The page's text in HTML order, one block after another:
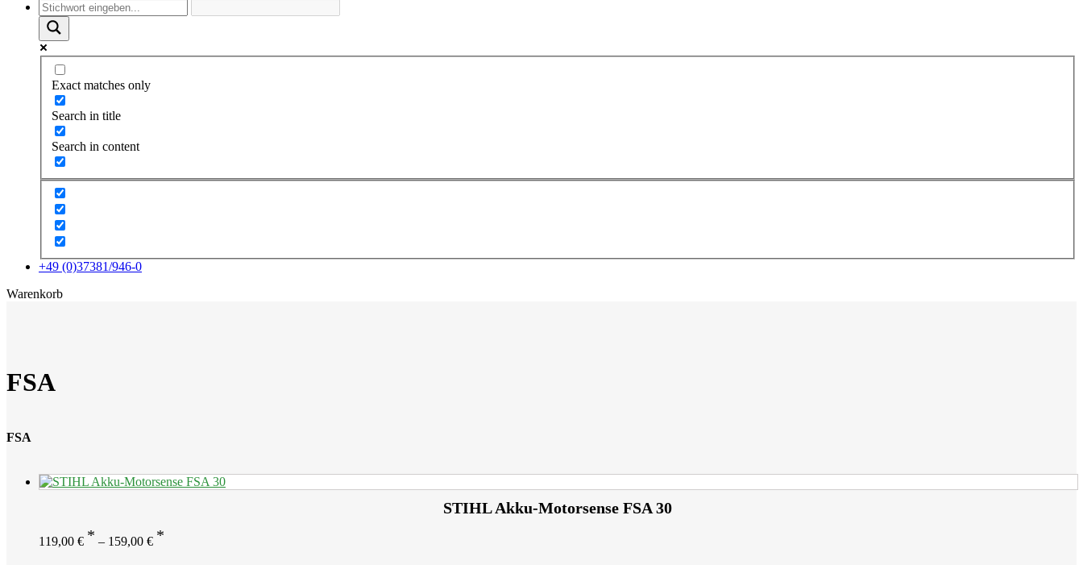
Exact matches only
Search in title
Search in content
+49 (0)37381/946-0
Warenkorbx
FSA
FSA
STIHL Akku-Motorsense FSA 30
119,00 € – 159,00 €